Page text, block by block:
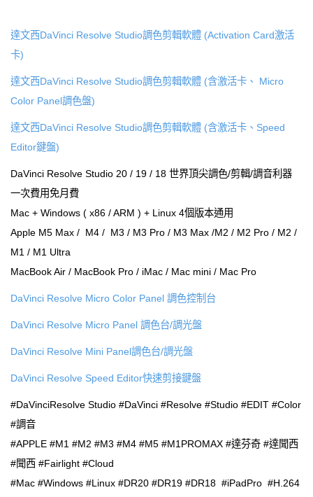
達文西DaVinci Resolve Studio調色剪輯軟體 (Activation Card激活
卡)
達文西DaVinci Resolve Studio調色剪輯軟體 (含激活卡、 Micro
Color Panel調色盤)
達文西DaVinci Resolve Studio調色剪輯軟體 (含激活卡、Speed
Editor鍵盤)
DaVinci Resolve Studio 20 / 19 / 18 世界頂尖調色/剪輯/調音利器
一次費用免月費
Mac + Windows ( x86 / ARM ) + Linux 4個版本通用
Apple M5 Max / M4 / M3 / M3 Pro / M3 Max /M2 / M2 Pro / M2 /
M1 / M1 Ultra
MacBook Air / MacBook Pro / iMac / Mac mini / Mac Pro
DaVinci Resolve Micro Color Panel 調色控制台
DaVinci Resolve Micro Panel 調色台/調光盤
DaVinci Resolve Mini Panel調色台/調光盤
DaVinci Resolve Speed Editor快速剪接鍵盤
#DaVinciResolve Studio #DaVinci #Resolve #Studio #EDIT #Color
#調音
#APPLE #M1 #M2 #M3 #M4 #M5 #M1PROMAX #達芬奇 #達聞西
#聞西 #Fairlight #Cloud
#Mac #Windows #Linux #DR20 #DR19 #DR18 #iPadPro #H.264